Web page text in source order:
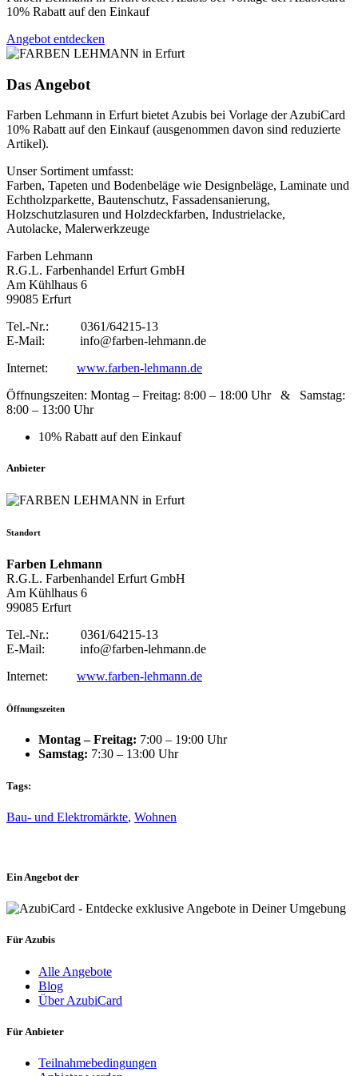
10% Rabatt auf den Einkauf
Angebot entdecken
Das Angebot
Farben Lehmann in Erfurt bietet Azubis bei Vorlage der AzubiCard
10% Rabatt auf den Einkauf (ausgenommen davon sind reduzierte
Artikel).
Unser Sortiment umfasst:
Farben, Tapeten und Bodenbeläge wie Designbeläge, Laminate und
Echtholzparkette, Bautenschutz, Fassadensanierung,
Holzschutzlasuren und Holzdeckfarben, Industrielacke,
Autolacke, Malerwerkzeuge
Farben Lehmann
R.G.L. Farbenhandel Erfurt GmbH
Am Kühlhaus 6
99085 Erfurt
Tel.-Nr.: 0361/64215-13
E-Mail: info@farben-lehmann.de
Internet: www.farben-lehmann.de
Öffnungszeiten: Montag – Freitag: 8:00 – 18:00 Uhr & Samstag:
8:00 – 13:00 Uhr
10% Rabatt auf den Einkauf
Anbieter
Standort
Farben Lehmann
R.G.L. Farbenhandel Erfurt GmbH
Am Kühlhaus 6
99085 Erfurt
Tel.-Nr.: 0361/64215-13
E-Mail: info@farben-lehmann.de
Internet: www.farben-lehmann.de
Öffnungszeiten
Montag – Freitag: 7:00 – 19:00 Uhr
Samstag: 7:30 – 13:00 Uhr
Tags:
Bau- und Elektromärkte, Wohnen
Ein Angebot der
Für Azubis
Alle Angebote
Blog
Über AzubiCard
Für Anbieter
Teilnahmebedingungen